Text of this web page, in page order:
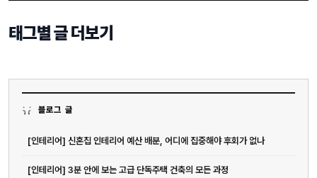
블로그 글
[인테리어] 신혼집 인테리어 예산 배분, 어디에 집중해야 후회가 없나
[인테리어] 3분 안에 보는 고급 단독주택 건축의 모든 과정
태그별 글 더보기